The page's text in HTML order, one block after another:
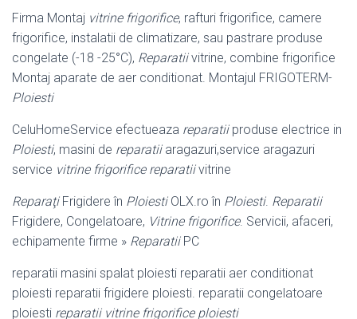
Firma Montaj vitrine frigorifice, rafturi frigorifice, camere
frigorifice, instalatii de climatizare, sau pastrare produse
congelate (-18 -25°C), Reparatiivitrine, combine frigorifice
Montaj aparate de aer conditionat. Montajul FRIGOTERM-
Ploiesti
CeluHomeService efectueaza reparatiiproduse electrice in
Ploiesti, masini de reparatiiaragazuri,service aragazuri
service vitrine frigorifice reparatiivitrine
ReparaţiFrigidere în PloiestiOLX.ro în Ploiesti. Reparatii
Frigidere, Congelatoare, Vitrine frigorifice. Servicii, afaceri,
echipamente firme » ReparatiiPC
reparatii masini spalat ploiesti reparatii aer conditionat
ploiesti reparatii frigidere ploiesti. reparatii congelatoare
ploiesti reparatii vitrine frigorifice ploiesti